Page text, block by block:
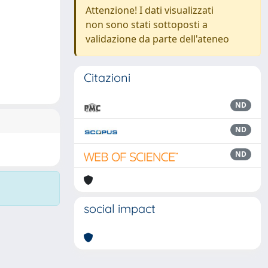
Attenzione! I dati visualizzati
non sono stati sottoposti a
validazione da parte dell'ateneo
Citazioni
ND
ND
ND
social impact